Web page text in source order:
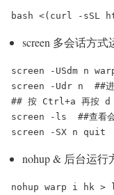
screen 多会话方
screen -USdm n
screen -Udr n  ##进
## 按 Ctrl+a 再按 d
screen -ls  ##查看会
nohup & 后台运行
nohup warp i hk >